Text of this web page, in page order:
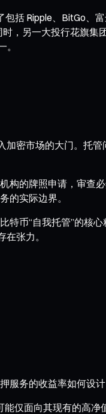
括 Ripple、BitGo、
，另一大投行花旗集
密市场的大门。托
构的牌照申请，审查
的实际边界。
特币“自我托管”的核
张力。
服务的收益率如何设
仅面向其现有的高